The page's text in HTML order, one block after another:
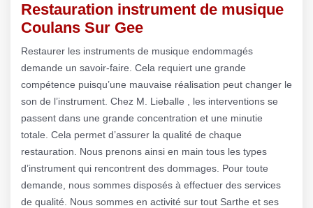
Restauration instrument de musique
Coulans Sur Gee
Restaurer les instruments de musique endommagés
demande un savoir-faire. Cela requiert une grande
compétence puisqu’une mauvaise réalisation peut changer le
son de l’instrument. Chez M. Lieballe , les interventions se
passent dans une grande concentration et une minutie
totale. Cela permet d’assurer la qualité de chaque
restauration. Nous prenons ainsi en main tous les types
d’instrument qui rencontrent des dommages. Pour toute
demande, nous sommes disposés à effectuer des services
de qualité. Nous sommes en activité sur tout Sarthe et ses